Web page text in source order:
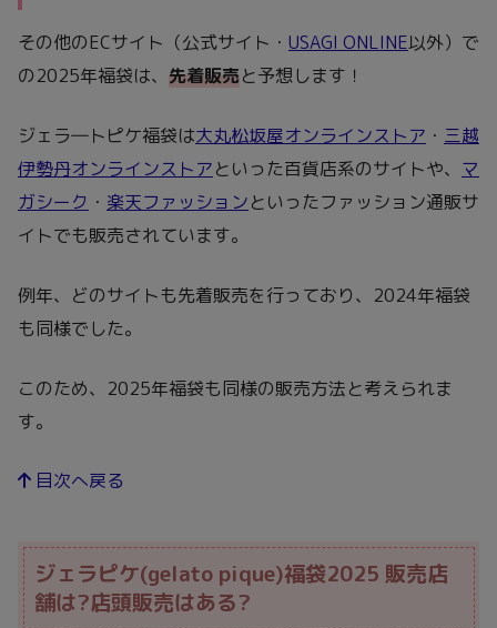
その他のECサイト（公式サイト・ USAGI ONLINE以外）で
の2025年福袋は、 先着販売と予想します！
ジェラ―トピケ福袋は大丸松坂屋オンラインストア ・ 三越
伊勢丹オンラインストアといった百貨店系のサイトや、 マ
ガシーク ・ 楽天ファッションといったファッション通販サ
イトでも販売されています。
例年、どのサイトも先着販売を行っており、2024年福袋
も同様でした。
このため、2025年福袋も同様の販売方法と考えられま
す。
目次へ戻る
ジェラピケ(gelato pique)福袋2025 販売店
舗は?店頭販売はある?